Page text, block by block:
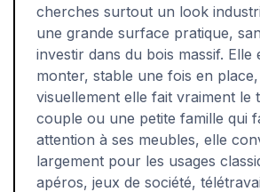
cherches surtout un look
une grande surface pratique,
investir dans du bois massif. Elle
monter, stable une fois en
visuellement elle fait vraiment le
couple ou une petite famille qui
attention à ses meubles, elle
largement pour les usages
apéros, jeux de société,